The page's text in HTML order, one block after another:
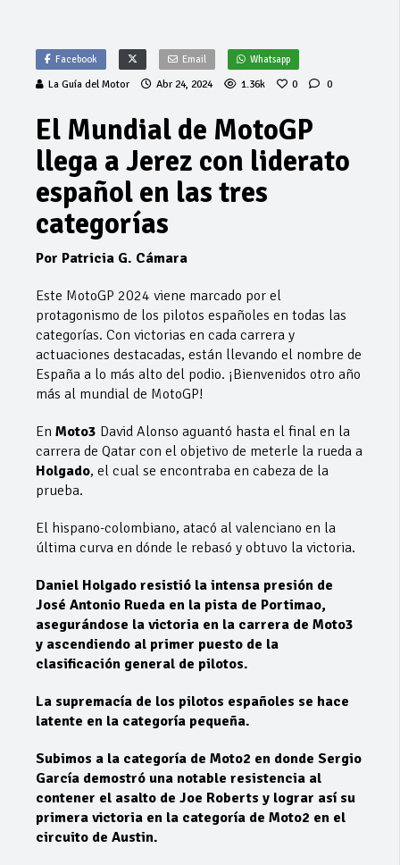
Facebook Email Whatsapp
La Guía del Motor Abr 24, 2024 1.36k 0 0
El Mundial de MotoGP
llega a Jerez con liderato
español en las tres
categorías
Por Patricia G. Cámara
Este MotoGP 2024 viene marcado por el
protagonismo de los pilotos españoles en todas las
categorías. Con victorias en cada carrera y
actuaciones destacadas, están llevando el nombre de
España a lo más alto del podio. ¡Bienvenidos otro año
más al mundial de MotoGP!
En Moto3 David Alonso aguantó hasta el final en la
carrera de Qatar con el objetivo de meterle la rueda a
Holgado, el cual se encontraba en cabeza de la
prueba.
El hispano-colombiano, atacó al valenciano en la
última curva en dónde le rebasó y obtuvo la victoria.
Daniel Holgado resistió la intensa presión de
José Antonio Rueda en la pista de Portimao,
asegurándose la victoria en la carrera de Moto3
y ascendiendo al primer puesto de la
clasificación general de pilotos.
La supremacía de los pilotos españoles se hace
latente en la categoría pequeña.
Subimos a la categoría de Moto2 en donde Sergio
García demostró una notable resistencia al
contener el asalto de Joe Roberts y lograr así su
primera victoria en la categoría de Moto2 en el
circuito de Austin.